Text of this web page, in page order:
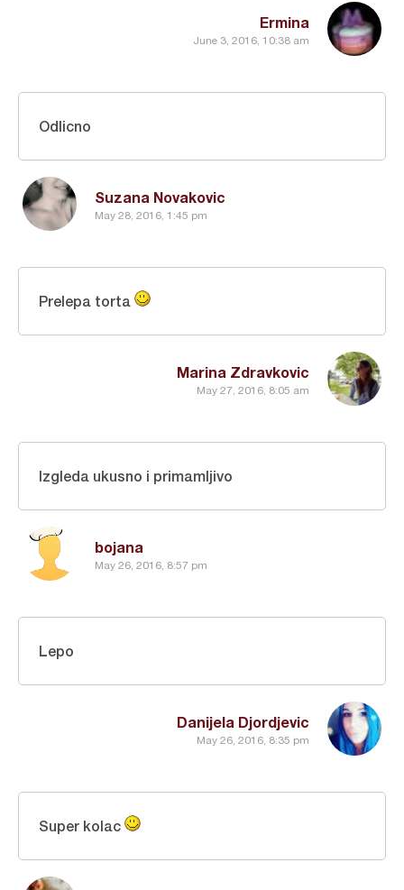
Ermina
June 3, 2016, 10:38 am
Suzana Novakovic
May 28, 2016, 1:45 pm
Odlicno
Marina Zdravkovic
May 27, 2016, 8:05 am
Prelepa torta
bojana
May 26, 2016, 8:57 pm
Izgleda ukusno i primamljivo
Danijela Djordjevic
May 26, 2016, 8:35 pm
Lepo
Super kolac